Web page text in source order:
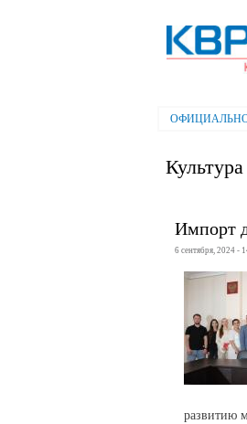
Балкарская
Главное меню
Культура
Импорт
6 сентября, 2024 -
развитию